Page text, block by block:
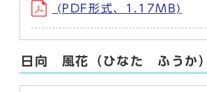
(PDF形式、1.17MB)
日向 風花（ひなた ふうか）